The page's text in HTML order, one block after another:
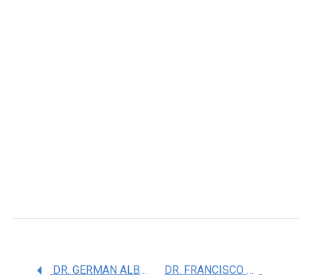
DR. GERMAN ALBERTO CHAMORRO CEVALLOS DR. FRANCISCO JAVIER FLORES MURRIETA